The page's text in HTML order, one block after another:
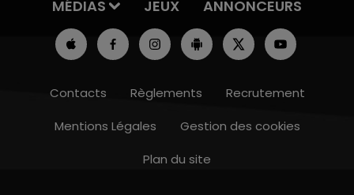
7h00 - 12h00
MÉDIAS
JEUX ANNONCEURS
Contacts Règlements
Recrutement
Mentions Légales
Gestion des cookies
Plan du site